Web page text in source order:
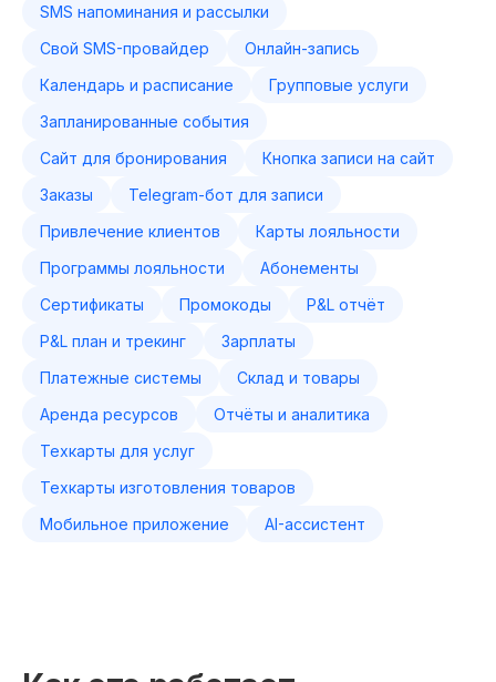
SMS напоминания и рассылки
Свой SMS-провайдер
Онлайн-запись
Календарь и расписание
Групповые услуги
Запланированные события
Сайт для бронирования
Кнопка записи на сайт
Заказы
Telegram-бот для записи
Привлечение клиентов
Карты лояльности
Программы лояльности
Абонементы
Сертификаты
Промокоды
P&L отчёт
P&L план и трекинг
Зарплаты
Платежные системы
Склад и товары
Аренда ресурсов
Отчёты и аналитика
Техкарты для услуг
Техкарты изготовления товаров
Мобильное приложение
AI-ассистент